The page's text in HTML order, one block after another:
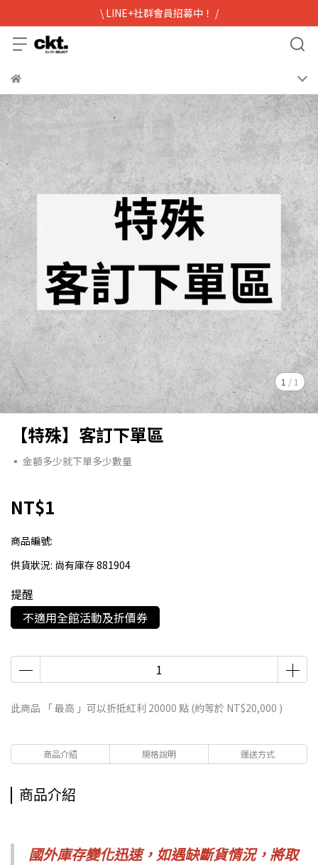
\ LINE+社群會員招募中！ /
1 / 1
【特殊】客訂下單區
▪︎ 金額多少就下單多少數量
NT$1
商品編號:
供貨狀況: 尚有庫存 881904
提醒
不適用全館活動及折價券
此商品 「 最高 」可以折抵紅利 20000 點 (約等於 NT$20,000 )
商品介紹 規格說明 運送方式
商品介紹
國外庫存變化迅速，如遇缺斷貨情況， 將取